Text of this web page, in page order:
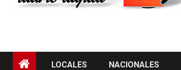
LOCALES NACIONALES